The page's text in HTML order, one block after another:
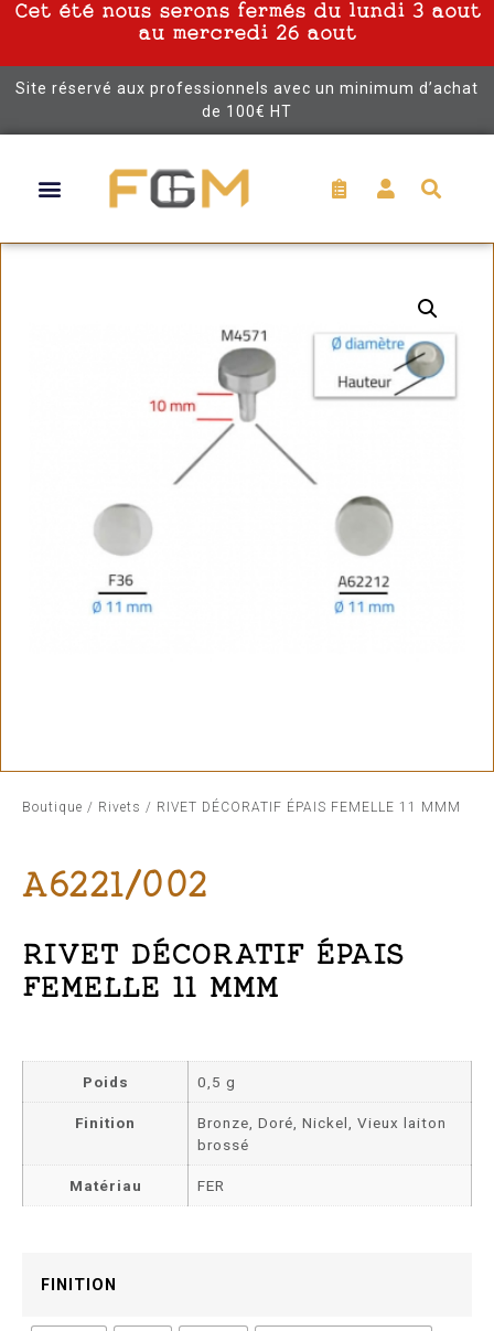
Cet été nous serons fermés du lundi 3 aout
au mercredi 26 aout
Site réservé aux professionnels avec un minimum d’achat
de 100€ HT
Boutique / Rivets / RIVET DÉCORATIF ÉPAIS FEMELLE 11 MMM
A6221/002
RIVET DÉCORATIF ÉPAIS
FEMELLE 11 MMM
Poids 0,5 g
Finition
Bronze, Doré, Nickel, Vieux laiton
brossé
Matériau FER
FINITION